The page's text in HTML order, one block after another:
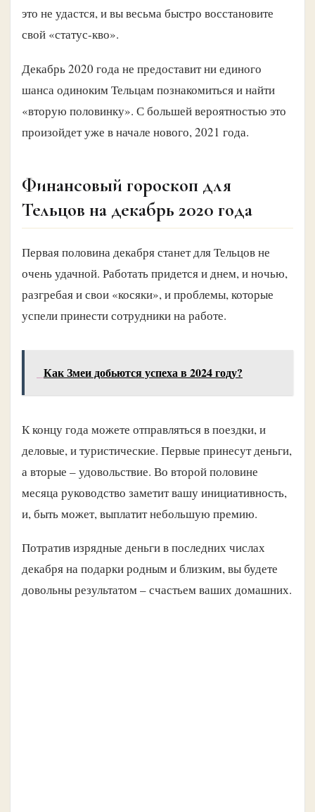
это не удастся, и вы весьма быстро восстановите
свой «статус-кво».
Декабрь 2020 года не предоставит ни единого
шанса одиноким Тельцам познакомиться и найти
«вторую половинку». С большей вероятностью это
произойдет уже в начале нового, 2021 года.
Финансовый гороскоп для
Тельцов на декабрь 2020 года
Первая половина декабря станет для Тельцов не
очень удачной. Работать придется и днем, и ночью,
разгребая и свои «косяки», и проблемы, которые
успели принести сотрудники на работе.
Как Змеи добьются успеха в 2024 году?
К концу года можете отправляться в поездки, и
деловые, и туристические. Первые принесут деньги,
а вторые – удовольствие. Во второй половине
месяца руководство заметит вашу инициативность,
и, быть может, выплатит небольшую премию.
Потратив изрядные деньги в последних числах
декабря на подарки родным и близким, вы будете
довольны результатом – счастьем ваших домашних.